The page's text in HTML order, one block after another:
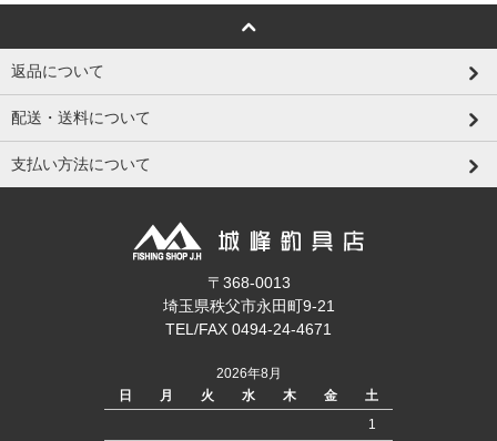
返品について
配送・送料について
支払い方法について
〒368-0013
埼玉県秩父市永田町9-21
TEL/FAX 0494-24-4671
2026年8月
日
月 火 水 木 金
土
1